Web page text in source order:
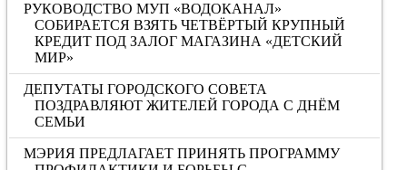
РУКОВОДСТВО МУП «ВОДОКАНАЛ»
СОБИРАЕТСЯ ВЗЯТЬ ЧЕТВЁРТЫЙ КРУПНЫЙ
КРЕДИТ ПОД ЗАЛОГ МАГАЗИНА «ДЕТСКИЙ
МИР»
ДЕПУТАТЫ ГОРОДСКОГО СОВЕТА
ПОЗДРАВЛЯЮТ ЖИТЕЛЕЙ ГОРОДА С ДНЁМ
СЕМЬИ
МЭРИЯ ПРЕДЛАГАЕТ ПРИНЯТЬ ПРОГРАММУ